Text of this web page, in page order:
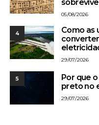
05/08/2026
4
Como as
29/07/2026
5
Por que
preto no
29/07/2026